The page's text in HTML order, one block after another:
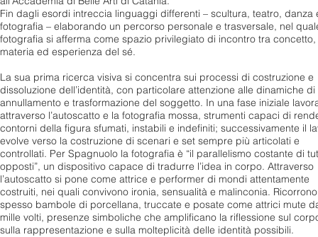
Fin dagli esordi intreccia linguaggi differenti – scultura, teatro, danza
fotografia – elaborando un percorso personale e trasversale, nel
fotografia si afferma come spazio privilegiato di incontro tra concetto,
materia ed esperienza del sé.
La sua prima ricerca visiva si concentra sui processi di costruzione e
dissoluzione dell’identità, con particolare attenzione alle dinamiche di
annullamento e trasformazione del soggetto. In una fase iniziale
attraverso l’autoscatto e la fotografia mossa, strumenti capaci di
contorni della figura sfumati, instabili e indefiniti; successivamente il
evolve verso la costruzione di scenari e set sempre più articolati e
controllati. Per Spagnuolo la fotografia è “il parallelismo costante di
opposti”, un dispositivo capace di tradurre l’idea in corpo. Attraverso
l’autoscatto si pone come attrice e performer di mondi attentamente
costruiti, nei quali convivono ironia, sensualità e malinconia. Ricorrono
spesso bambole di porcellana, truccate e posate come attrici mute
mille volti, presenze simboliche che amplificano la riflessione sul
sulla rappresentazione e sulla molteplicità delle identità possibili.